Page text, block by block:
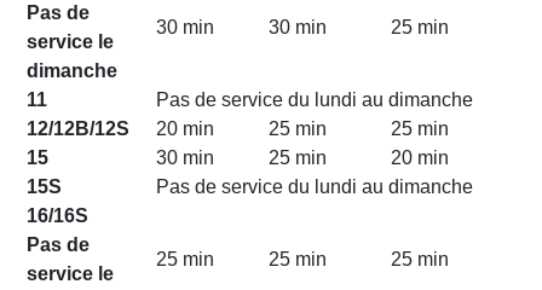
Pas de
service le
dimanche
30 min 30 min 25 min
11
Pas de service du lundi au dimanche
12/12B/12S
20 min 25 min
25 min
15
30 min 25 min
20 min
15S
Pas de service du lundi au dimanche
16/16S
Pas de
service le
25 min 25 min 25 min